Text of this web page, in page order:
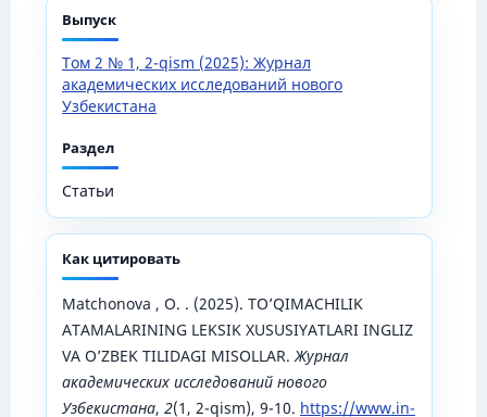
Выпуск
Том 2 № 1, 2-qism (2025): Журнал
академических исследований нового
Узбекистана
Раздел
Статьи
Как цитировать
Matchonova , O. . (2025). TO’QIMACHILIK
ATAMALARINING LEKSIK XUSUSIYATLARI INGLIZ
VA O’ZBEK TILIDAGI MISOLLAR.Журнал
академических исследований нового
Узбекистана, 2(1, 2-qism), 9-10. https://www.in-